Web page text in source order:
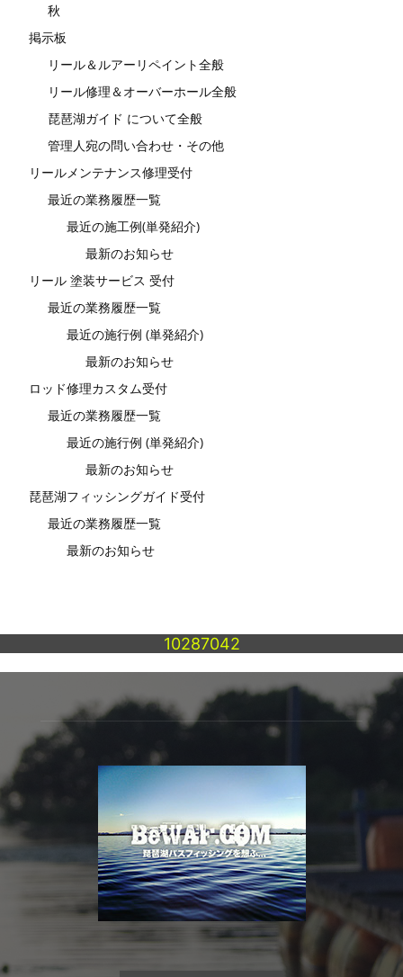
秋
掲示板
リール＆ルアーリペイント全般
リール修理＆オーバーホール全般
琵琶湖ガイド について全般
管理人宛の問い合わせ・その他
リールメンテナンス修理受付
最近の業務履歴一覧
最近の施工例(単発紹介)
最新のお知らせ
リール 塗装サービス 受付
最近の業務履歴一覧
最近の施行例 (単発紹介)
最新のお知らせ
ロッド修理カスタム受付
最近の業務履歴一覧
最近の施行例 (単発紹介)
最新のお知らせ
琵琶湖フィッシングガイド受付
最近の業務履歴一覧
最新のお知らせ
10287042